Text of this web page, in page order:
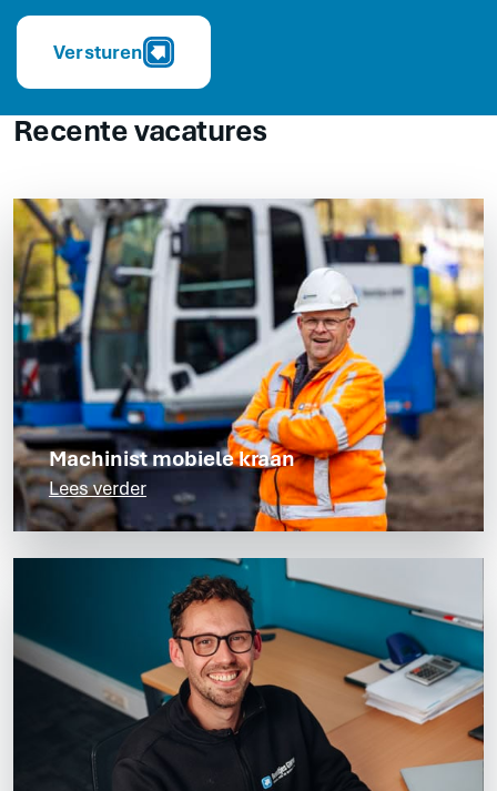
Versturen
Recente vacatures
Machinist mobiele kraan
Lees verder